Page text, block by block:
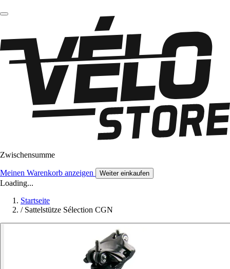
Zwischensumme
Meinen Warenkorb anzeigen Weiter einkaufen
Loading...
Startseite
/ Sattelstütze Sélection CGN